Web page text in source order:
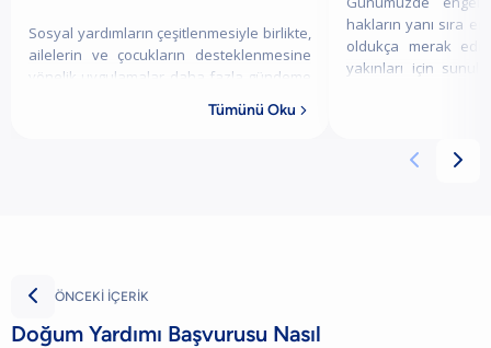
Sosyal yardımların çeşitlenmesiyle birlikte,
ailelerin ve çocukların desteklenmesine
yönelik uygulamalar daha fazla gündeme
kimlerin yararlanabileceği, hangi şart
Tümünü Oku 
hakların yanı sıra
oldukça merak
yakınları için
 
 ÖNCEKİ İÇERİK
Doğum Yardımı Başvurusu Nasıl